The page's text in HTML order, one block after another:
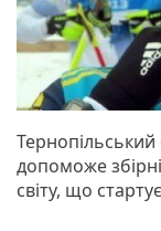
допоможе
світу, що